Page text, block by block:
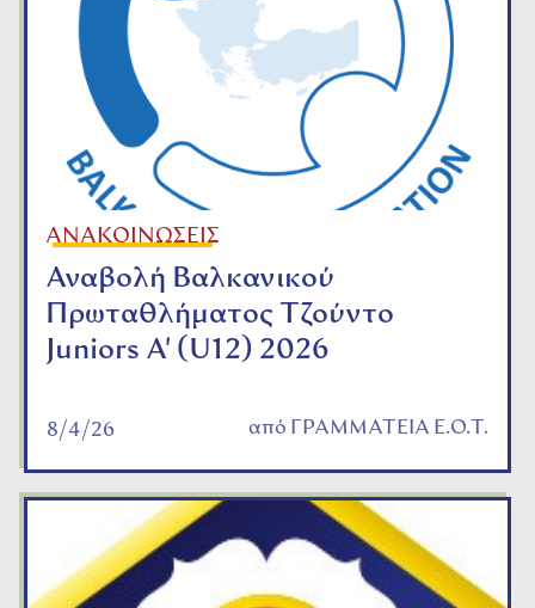
ΑΝΑΚΟΙΝΩΣΕΙΣ
Αναβολή Βαλκανικού
Πρωταθλήματος Τζούντο
Juniors A' (U12) 2026
8/4/26 από ΓΡΑΜΜΑΤΕΙΑ Ε.Ο.Τ.